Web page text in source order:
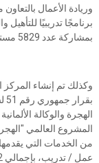
برنامجًا تدريبيًا
بمشاركة عدد 5829 مستفيدًا.
وكذلك تم إنشاء المركز
المشروع العالمي